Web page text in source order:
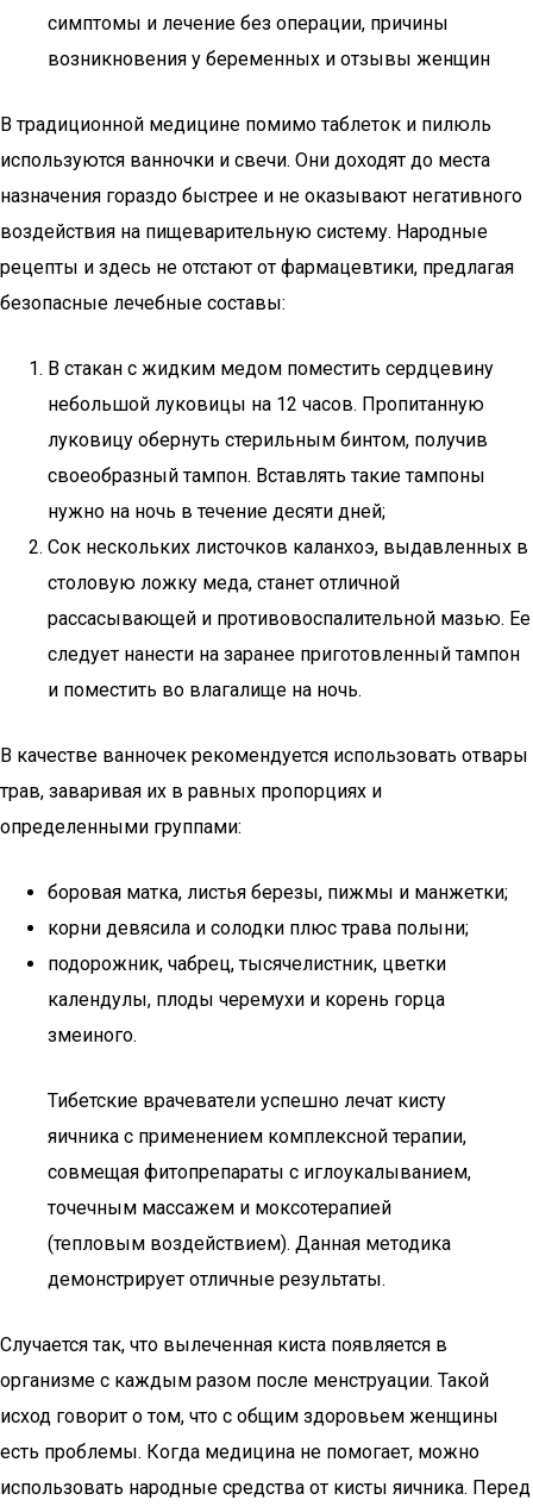
симптомы и лечение без операции, причины
возникновения у беременных и отзывы женщин
В традиционной медицине помимо таблеток и пилюль
используются ванночки и свечи. Они доходят до места
назначения гораздо быстрее и не оказывают негативного
воздействия на пищеварительную систему. Народные
рецепты и здесь не отстают от фармацевтики, предлагая
безопасные лечебные составы:
В стакан с жидким медом поместить сердцевину
небольшой луковицы на 12 часов. Пропитанную
луковицу обернуть стерильным бинтом, получив
своеобразный тампон. Вставлять такие тампоны
нужно на ночь в течение десяти дней;
Сок нескольких листочков каланхоэ, выдавленных в
столовую ложку меда, станет отличной
рассасывающей и противовоспалительной мазью. Ее
следует нанести на заранее приготовленный тампон
и поместить во влагалище на ночь.
В качестве ванночек рекомендуется использовать отвары
трав, заваривая их в равных пропорциях и
определенными группами:
боровая матка, листья березы, пижмы и манжетки;
корни девясила и солодки плюс трава полыни;
подорожник, чабрец, тысячелистник, цветки
календулы, плоды черемухи и корень горца
змеиного.
Тибетские врачеватели успешно лечат кисту
яичника с применением комплексной терапии,
совмещая фитопрепараты с иглоукалыванием,
точечным массажем и моксотерапией
(тепловым воздействием). Данная методика
демонстрирует отличные результаты.
Случается так, что вылеченная киста появляется в
организме с каждым разом после менструации. Такой
исход говорит о том, что с общим здоровьем женщины
есть проблемы. Когда медицина не помогает, можно
использовать народные средства от кисты яичника. Перед